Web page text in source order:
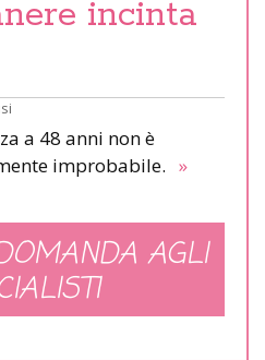
incinta
a 48 anni non è
improbabile. »
AGLI